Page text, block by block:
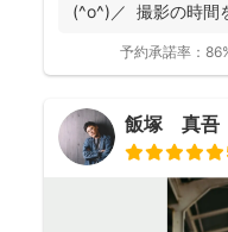
(^o^)／ 撮影の時間
予約承諾率：
飯塚 真吾